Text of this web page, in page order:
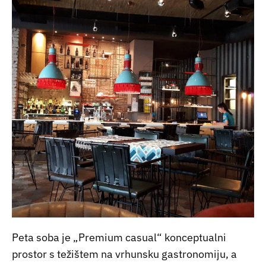
Peta soba je „Premium casual“ konceptualni
prostor s težištem na vrhunsku gastronomiju, a